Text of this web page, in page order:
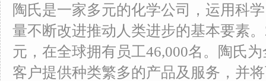
陶氏是一家多元的化学公司，运用科
量不断改进推动人类进步的基本要素
元，在全球拥有员工46,000名。陶氏
客户提供种类繁多的产品及服务，并